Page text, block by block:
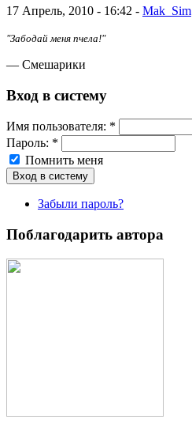
17 Апрель, 2010 - 16:42 - Mak_Sim
"Забодай меня пчела!"
— Смешарики
Вход в систему
Имя пoльзовaтeля: *
Пароль: *
Помнить меня
Забыли пароль?
Поблагодарить автора